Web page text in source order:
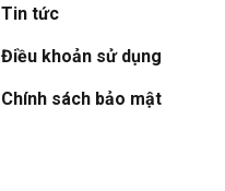
Tin tức
Điều khoản sử dụng
Chính sách bảo mật